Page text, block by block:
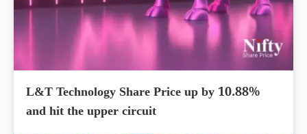
L&T Technology Share Price up by 10.88%
and hit the upper circuit